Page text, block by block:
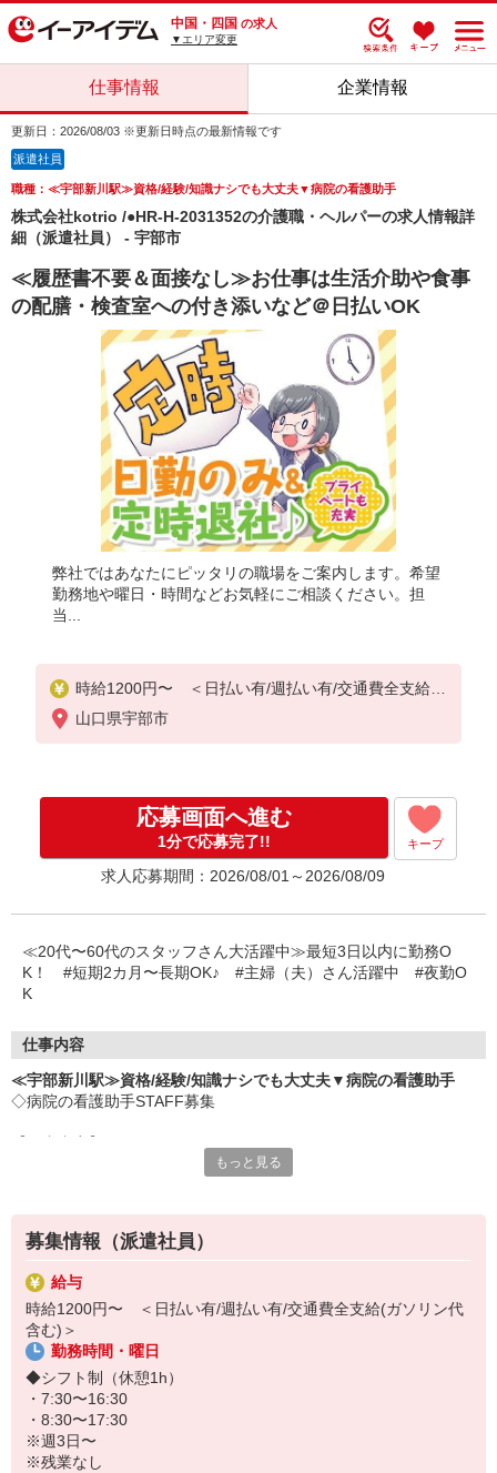
中国・四国 の求人
▼エリア変更
仕事情報 企業情報
更新日：2026/08/03 ※更新日時点の最新情報です
派遣社員
職種：≪宇部新川駅≫資格/経験/知識ナシでも大丈夫▼病院の看護助手
株式会社kotrio /●HR-H-2031352の介護職・ヘルパーの求人情報詳
細（派遣社員） - 宇部市
≪履歴書不要＆面接なし≫お仕事は生活介助や食事
の配膳・検査室への付き添いなど＠日払いOK
弊社ではあなたにピッタリの職場をご案内します。希望
勤務地や曜日・時間などお気軽にご相談ください。担
当...
時給1200円〜 ＜日払い有/週払い有/交通費全支給(
ガソリン代含む)＞
山口県宇部市
応募画面へ進む
1分で応募完了!! キープ
求人応募期間：2026/08/01～2026/08/09
≪20代〜60代のスタッフさん大活躍中≫最短3日以内に勤務O
K！ #短期2カ月〜長期OK♪ #主婦（夫）さん活躍中 #夜勤O
K
仕事内容
≪宇部新川駅≫資格/経験/知識ナシでも大丈夫▼病院の看護助手
◇病院の看護助手STAFF募集
Q.ほんとに資格/経験/知識ナシでも大丈夫？
A.大丈夫です！
看護師さんの指示に従って、
カンタンな補助をするだけ♪
丁寧なサポート制度もあるので、
初心者さんでもはじめやすい環境です◎
もっと見る
募集情報（派遣社員）
給与
時給1200円〜 ＜日払い有/週払い有/交通費全支給(ガソリン代
含む)＞
勤務時間・曜日
◆シフト制（休憩1h）
・7:30〜16:30
・8:30〜17:30
※週3日〜
※残業なし